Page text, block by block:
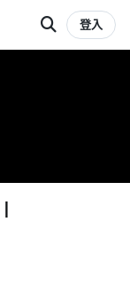
登入